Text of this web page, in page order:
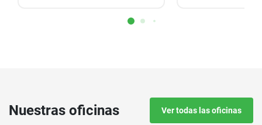
Nuestras oficinas Ver todas las oficinas